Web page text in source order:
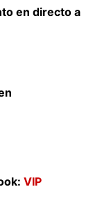
en directo a
VIP